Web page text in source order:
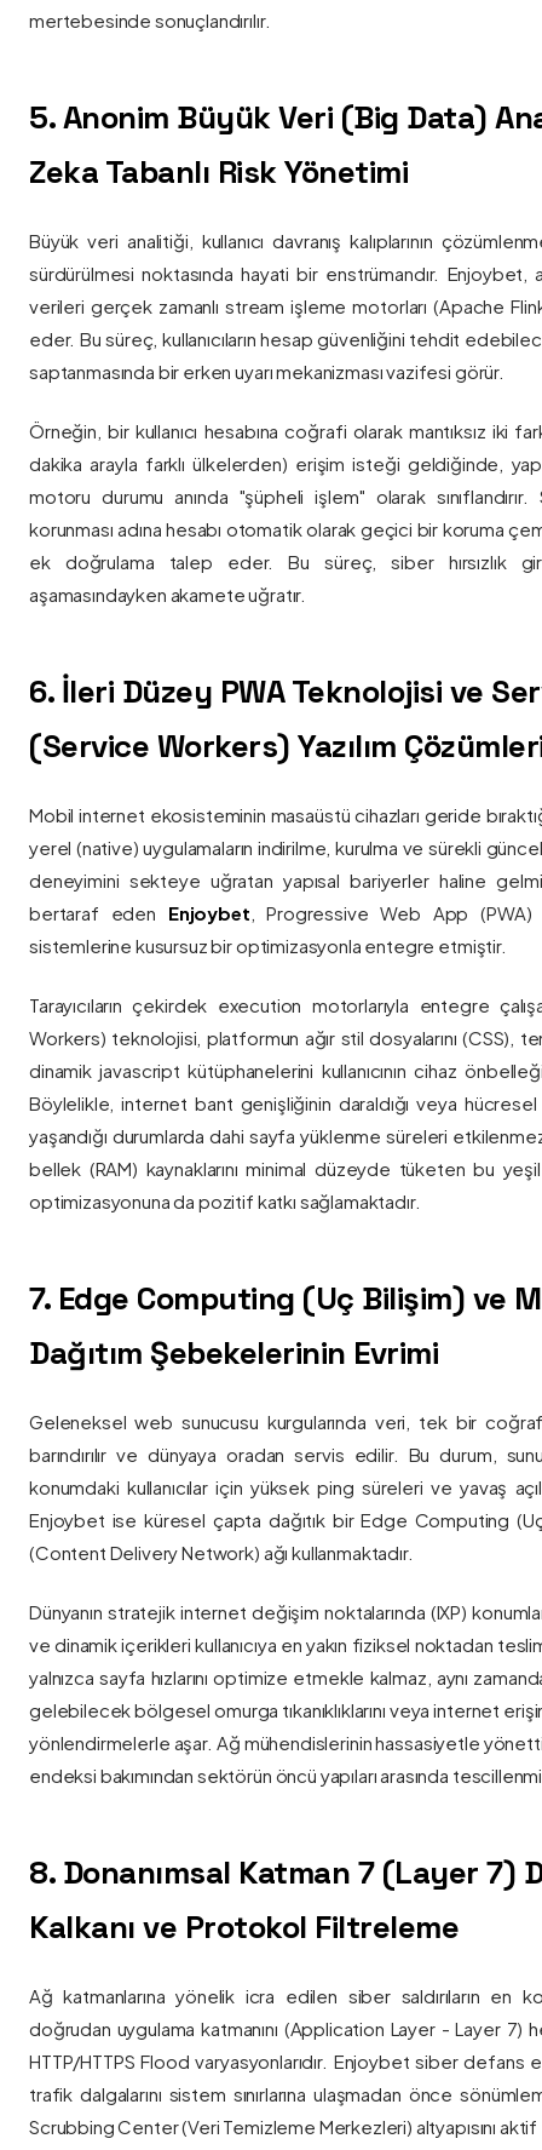
mertebesinde sonuçlandırılır.
5. Anonim Büyük Veri (Big Data)
Zeka Tabanlı Risk Yönetimi
Büyük veri analitiği, kullanıcı davranış kalıplarının
sürdürülmesi noktasında hayati bir enstrümandır. Enjoybet,
verileri gerçek zamanlı stream işleme motorları (Apache Flink
eder. Bu süreç, kullanıcıların hesap güvenliğini tehdit
saptanmasında bir erken uyarı mekanizması vazifesi görür.
Örneğin, bir kullanıcı hesabına coğrafi olarak mantıksız iki
dakika arayla farklı ülkelerden) erişim isteği geldiğinde,
motoru durumu anında "şüpheli işlem" olarak sınıflandırır.
korunması adına hesabı otomatik olarak geçici bir koruma
ek doğrulama talep eder. Bu süreç, siber hırsızlık
aşamasındayken akamete uğratır.
6. İleri Düzey PWA Teknolojisi ve
(Service Workers) Yazılım
Mobil internet ekosisteminin masaüstü cihazları geride
yerel (native) uygulamaların indirilme, kurulma ve sürekli
deneyimini sekteye uğratan yapısal bariyerler haline
bertaraf eden Enjoybet , Progressive Web App (PWA)
sistemlerine kusursuz bir optimizasyonla entegre etmiştir.
Tarayıcıların çekirdek execution motorlarıyla entegre
Workers) teknolojisi, platformun ağır stil dosyalarını (CSS),
dinamik javascript kütüphanelerini kullanıcının cihaz
Böylelikle, internet bant genişliğinin daraldığı veya
yaşandığı durumlarda dahi sayfa yüklenme süreleri
bellek (RAM) kaynaklarını minimal düzeyde tüketen bu yeşil
optimizasyonuna da pozitif katkı sağlamaktadır.
7. Edge Computing (Uç Bilişim) ve
Dağıtım Şebekelerinin Evrimi
Geleneksel web sunucusu kurgularında veri, tek bir
barındırılır ve dünyaya oradan servis edilir. Bu durum,
konumdaki kullanıcılar için yüksek ping süreleri ve yavaş
Enjoybet ise küresel çapta dağıtık bir Edge Computing
(Content Delivery Network) ağı kullanmaktadır.
Dünyanın stratejik internet değişim noktalarında (IXP)
ve dinamik içerikleri kullanıcıya en yakın fiziksel noktadan
yalnızca sayfa hızlarını optimize etmekle kalmaz, aynı
gelebilecek bölgesel omurga tıkanıklıklarını veya internet
yönlendirmelerle aşar. Ağ mühendislerinin hassasiyetle
endeksi bakımından sektörün öncü yapıları arasında
8. Donanımsal Katman 7 (Layer 7)
Kalkanı ve Protokol Filtreleme
Ağ katmanlarına yönelik icra edilen siber saldırıların en
doğrudan uygulama katmanını (Application Layer - Layer 7)
HTTP/HTTPS Flood varyasyonlarıdır. Enjoybet siber
trafik dalgalarını sistem sınırlarına ulaşmadan önce
Scrubbing Center (Veri Temizleme Merkezleri) altyapısını